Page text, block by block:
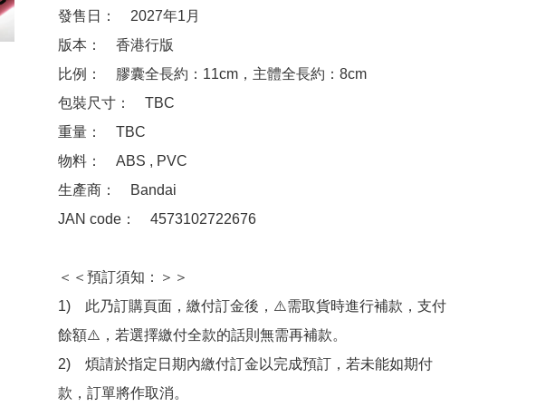
發售日：　2027年1月
版本：　香港行版
比例：　膠囊全長約：11cm，主體全長約：8cm
包裝尺寸：　TBC
重量：　TBC
物料：　ABS , PVC
生產商：　Bandai
JAN code：　4573102722676
＜＜預訂須知：＞＞
1)　此乃訂購頁面，繳付訂金後，⚠️需取貨時進行補款，支付
餘額⚠️，若選擇繳付全款的話則無需再補款。
2)　煩請於指定日期內繳付訂金以完成預訂，若未能如期付
款，訂單將作取消。